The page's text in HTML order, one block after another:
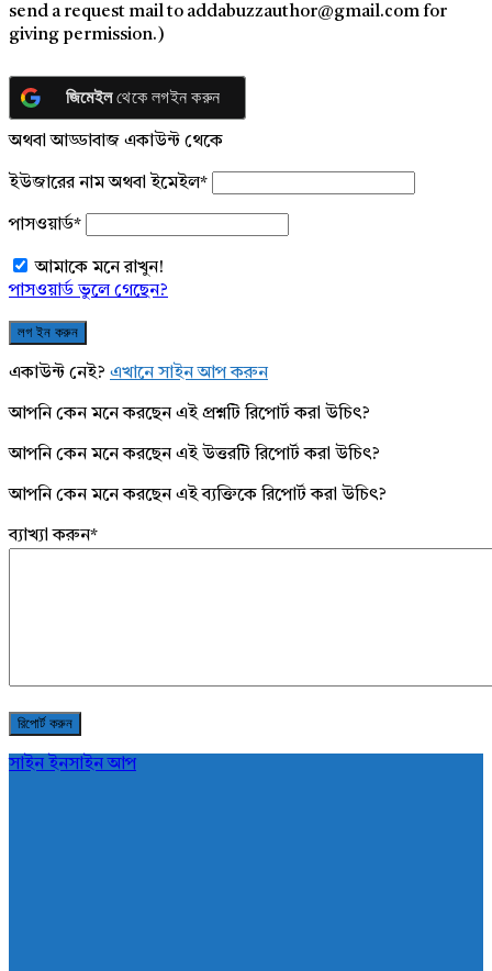
send a request mail to addabuzzauthor@gmail.com for
giving permission.)
জিমেইলথেকে লগইন করুন
অথবা আড্ডাবাজ একাউন্ট থেকে
ইউজারের নাম অথবা ইমেইল*
পাসওয়ার্ড*
আমাকে মনে রাখুন!
পাসওয়ার্ড ভুলে গেছেন?
একাউন্ট নেই? এখানে সাইন আপ করুন
আপনি কেন মনে করছেন এই প্রশ্নটি রিপোর্ট করা উচিৎ?
আপনি কেন মনে করছেন এই উত্তরটি রিপোর্ট করা উচিৎ?
আপনি কেন মনে করছেন এই ব্যক্তিকে রিপোর্ট করা উচিৎ?
ব্যাখ্যা করুন*
সাইন ইনসাইন আপ